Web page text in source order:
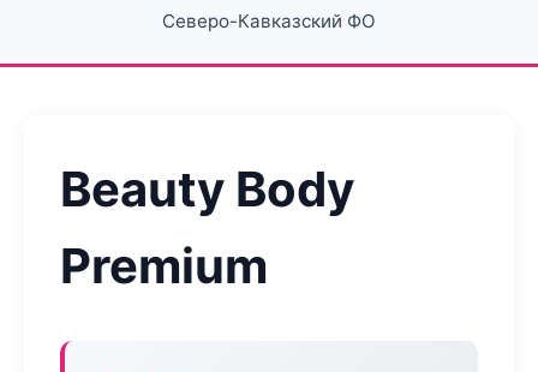
Северо-Кавказский ФО
Beauty Body
Premium